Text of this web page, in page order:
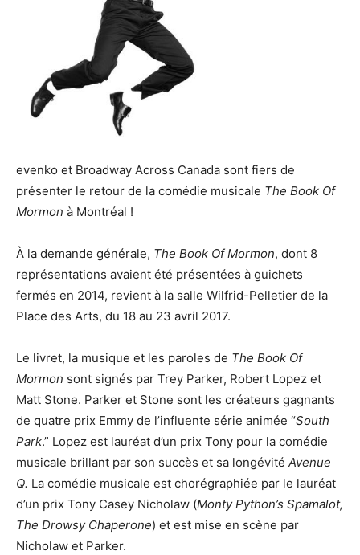
evenko et Broadway Across Canada sont fiers de
présenter le retour de la comédie musicale The Book Of
Mormon à Montréal !
À la demande générale, The Book Of Mormon, dont 8
représentations avaient été présentées à guichets
fermés en 2014, revient à la salle Wilfrid-Pelletier de la
Place des Arts, du 18 au 23 avril 2017.
Le livret, la musique et les paroles de The Book Of
Mormon sont signés par Trey Parker, Robert Lopez et
Matt Stone. Parker et Stone sont les créateurs gagnants
de quatre prix Emmy de l’influente série animée “South
Park.” Lopez est lauréat d’un prix Tony pour la comédie
musicale brillant par son succès et sa longévité Avenue
Q. La comédie musicale est chorégraphiée par le lauréat
d’un prix Tony Casey Nicholaw (Monty Python’s Spamalot,
The Drowsy Chaperone) et est mise en scène par
Nicholaw et Parker.